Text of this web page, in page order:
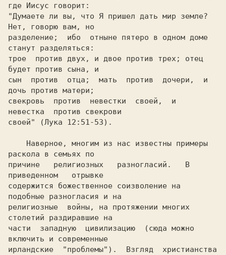
где Иисус говорит:
"Думаете ли вы, что Я пришел дать мир земле?
Нет, говорю вам, но
разделение;  ибо  отныне пятеро в одном доме
станут разделяться:
трое  против двух, и двое против трех; отец
будет против сына, и
сын  против  отца;  мать  против  дочери,  и
дочь против матери;
свекровь  против  невестки  своей,  и
невестка  против свекрови
своей" (Лука 12:51-53).
раскола в семьях по
причине   религиозных   разногласий.   В
приведенном   отрывке
содержится божественное соизволение на
подобные разногласия и на
религиозные  войны, на протяжении многих
столетий раздиравшие на
части  западную  цивилизацию  (сюда можно
включить и современные
ирландские  "проблемы").  Взгляд  христианства